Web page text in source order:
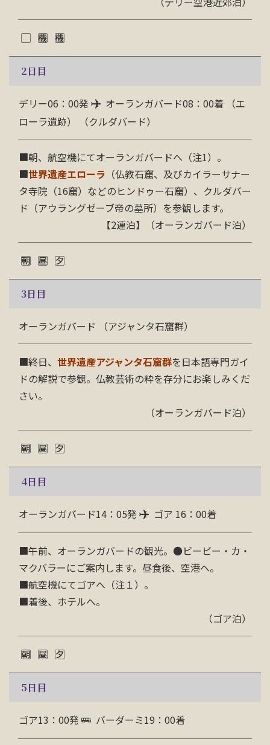
2日目
デリー06：00発
オーランガバード08：00着 （エ
ローラ遺跡） （クルダバード）
■朝、航空機にてオーランガバードへ（注1）。
■世界遺産エローラ （仏教石窟、及びカイラーサナー
タ寺院（16窟）などのヒンドゥー石窟）、クルダバー
ド（アウラングゼーブ帝の墓所）を参観します。
【2連泊】（オーランガバード泊）
3日目
オーランガバード （アジャンタ石窟群）
■終日、 世界遺産アジャンタ石窟群を日本語専門ガイ
ドの解説で参観。仏教芸術の粋を存分にお楽しみくだ
さい。
（オーランガバード泊）
4日目
オーランガバード14：05発 ゴア 16：00着
■午前、オーランガバードの観光。●ビービー・カ・
マクバラーにご案内します。昼食後、空港へ。
■航空機にてゴアへ（注１）。
■着後、ホテルへ。
（ゴア泊）
5日目
ゴア13：00発 バーダーミ19：00着